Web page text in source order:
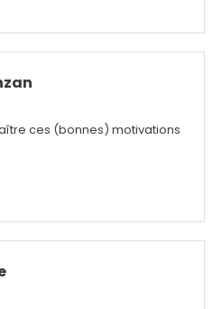
ces (bonnes) motivations